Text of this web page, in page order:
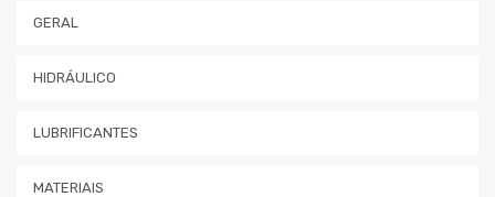
GERAL
HIDRÁULICO
LUBRIFICANTES
MATERIAIS